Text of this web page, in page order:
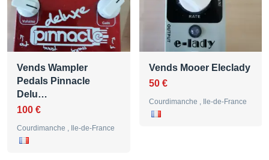
Vends Wampler
Pedals Pinnacle
Delu…
100 €
Courdimanche , Ile-de-France
Vends Mooer Eleclady
50 €
Courdimanche , Ile-de-France